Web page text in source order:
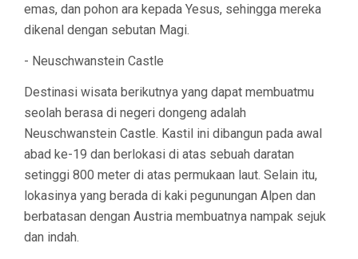
emas, dan pohon ara kepada Yesus, sehingga mereka
dikenal dengan sebutan Magi.
- Neuschwanstein Castle
Destinasi wisata berikutnya yang dapat membuatmu
seolah berasa di negeri dongeng adalah
Neuschwanstein Castle. Kastil ini dibangun pada awal
abad ke-19 dan berlokasi di atas sebuah daratan
setinggi 800 meter di atas permukaan laut. Selain itu,
lokasinya yang berada di kaki pegunungan Alpen dan
berbatasan dengan Austria membuatnya nampak sejuk
dan indah.